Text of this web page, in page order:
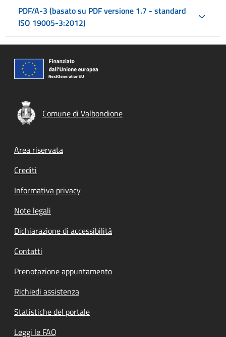
PDF/A-3 (basato su PDF versione 1.7 - standard
ISO 19005-3:2012)
Comune di Valbondione
Footer menu
Area riservata
Crediti
Informativa privacy
Note legali
Dichiarazione di accessibilità
Contatti
Prenotazione appuntamento
Richiedi assistenza
Statistiche del portale
Leggi le FAQ